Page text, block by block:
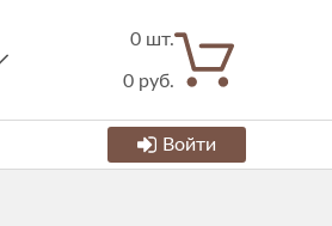
0 шт.
0 руб.
Войти